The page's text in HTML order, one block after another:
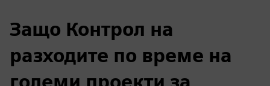
Защо Контрол на
разходите по време на